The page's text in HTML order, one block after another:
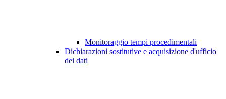
Monitoraggio tempi procedimentali
Dichiarazioni sostitutive e acquisizione d'ufficio
dei dati